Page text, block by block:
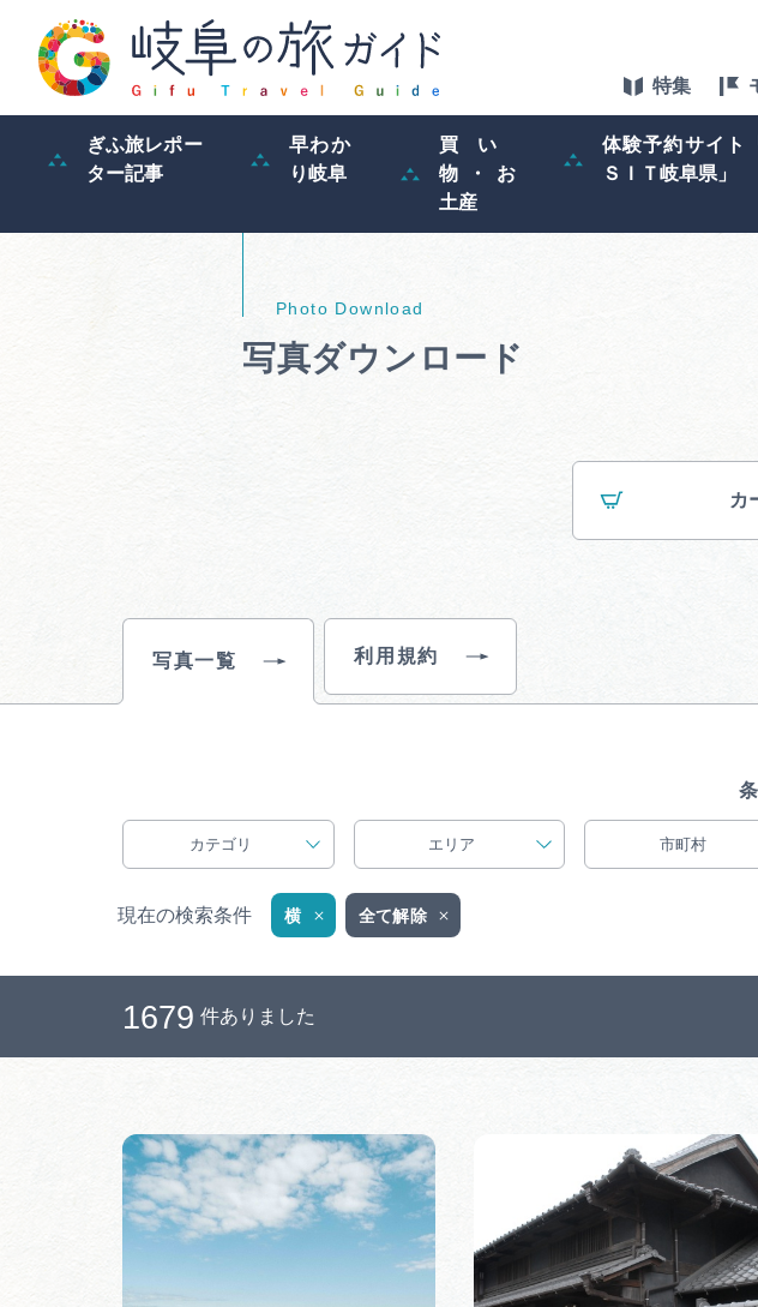
特集
ぎふ旅レポー
ター記事
早わか
り岐阜
買い
物・お
土産
体験予約サイト
ＳＩＴ岐阜県」
写真ダウンロード
写真一覧 利用規約
カ
カテゴリ エリア 市町村
現在の検索条件 横 全て解除
1679 件ありました